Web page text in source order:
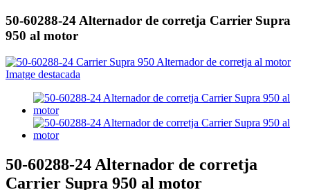
50-60288-24 Alternador de corretja Carrier Supra
950 al motor
50-60288-24 Alternador de corretja
Carrier Supra 950 al motor